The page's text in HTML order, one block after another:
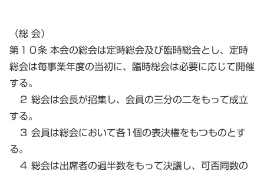
（総 会）
第１０条 本会の総会は定時総会及び臨時総会とし、定時
総会は毎事業年度の当初に、臨時総会は必要に応じて開催
する。
２ 総会は会長が招集し、会員の三分の二をもって成立
する。
３ 会員は総会において各1個の表決権をもつものとす
る。
４ 総会は出席者の過半数をもって決議し、可否同数の